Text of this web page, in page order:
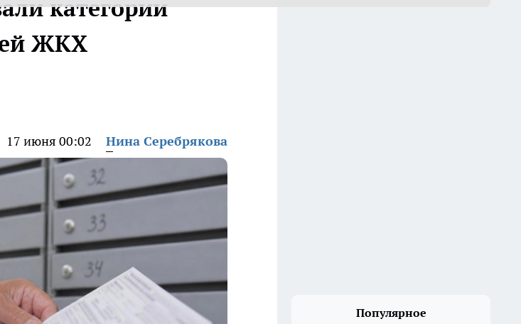
категории
ЖКХ
17 июня 00:02 Нина Серебрякова
Популярное